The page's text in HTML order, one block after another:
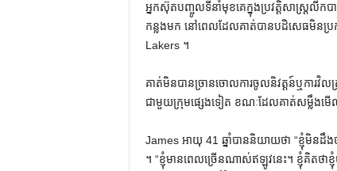
អ្នកស៊ុតបញ្ចូលទីនាំមុខគេក្នុងប្រវត្តិសាស្ត្រលីកប
កន្លងមក នៅពេលដែលគាត់បានបដិសេធមិនប្រ
Lakers ។
គាត់មិនបានច្រានចោលការចូលនិវត្តន៍ឬការវិ
ជាមួយក្រុមផ្សេងទៀត ខណៈដែលគាត់សម្លឹងមើ
James អាយុ 41 ឆ្នាំបាននិយាយថា “ខ្ញុំមិនដឹ
។ “ខ្ញុំមានពេលច្រើនណាស់ឥឡូវនេះ។ ខ្ញុំគិតថា